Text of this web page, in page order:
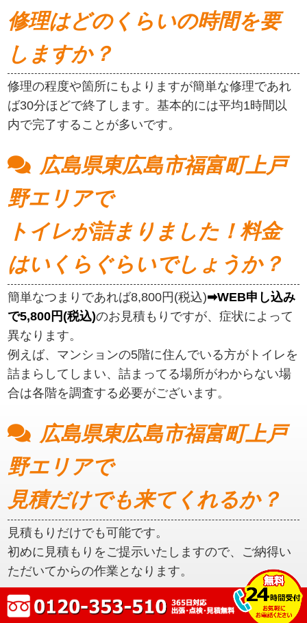
修理はどのくらいの時間を要
しますか？
修理の程度や箇所にもよりますが簡単な修理であれ
ば30分ほどで終了します。基本的には平均1時間以
内で完了することが多いです。
広島県東広島市福富町上戸
野エリアで
トイレが詰まりました！料金
はいくらぐらいでしょうか？
簡単なつまりであれば8,800円(税込)➡WEB申し込み
で5,800円(税込)のお見積もりですが、症状によって
異なります。
例えば、マンションの5階に住んでいる方がトイレを
詰まらしてしまい、詰まってる場所がわからない場
合は各階を調査する必要がございます。
広島県東広島市福富町上戸
野エリアで
見積だけでも来てくれるか？
見積もりだけでも可能です。
初めに見積もりをご提示いたしますので、ご納得い
ただいてからの作業となります。
広島県東広島市福富町上戸